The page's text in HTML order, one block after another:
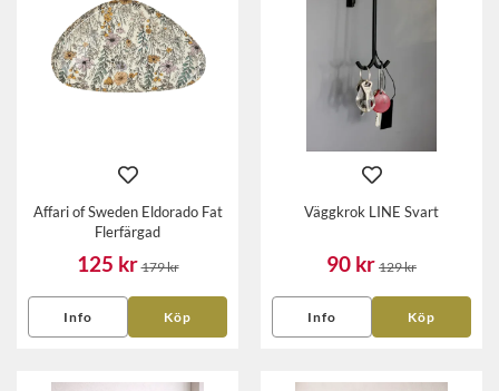
Affari of Sweden Eldorado Fat
Flerfärgad
125 kr 179 kr
Info Köp
Väggkrok LINE Svart
90 kr 129 kr
Info Köp